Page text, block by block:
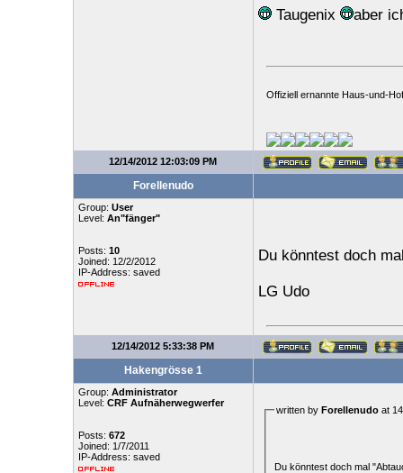
Taugenix aber
Offiziell ernannte Haus-und-
12/14/2012 12:03:09 PM
Forellenudo
Group: User
Level: An"fänger"
Posts: 10
Joined: 12/2/2012
IP-Address: saved
Du könntest doch
LG Udo
12/14/2012 5:33:38 PM
Hakengrösse 1
Group: Administrator
Level: CRF Aufnäherwegwerfer
Posts: 672
Joined: 1/7/2011
IP-Address: saved
written by Forellenudoat
Du könntest doch mal